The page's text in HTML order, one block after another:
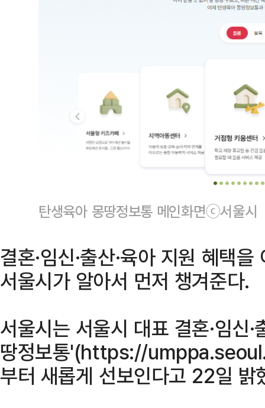
탄생육아 몽땅정보통 메인화면ⓒ서울시
결혼·임신·출산·육아 지원 혜택
서울시가 알아서 먼저 챙겨준다.
서울시는 서울시 대표 결혼·임신
땅정보통'(https://
부터 새롭게 선보인다고 22일 밝